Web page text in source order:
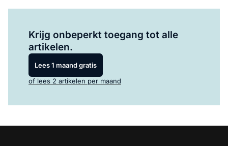
Krijg onbeperkt toegang tot alle
artikelen.
Lees 1 maand gratis
of lees 2 artikelen per maand